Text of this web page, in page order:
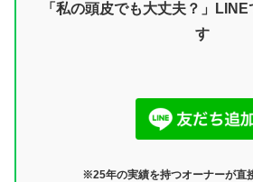
「私の頭皮でも大丈夫？」
す
※25年の実績を持つオーナーが直